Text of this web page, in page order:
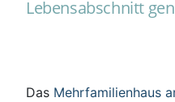
Lebensabschnitt
Das Mehrfamilienhaus